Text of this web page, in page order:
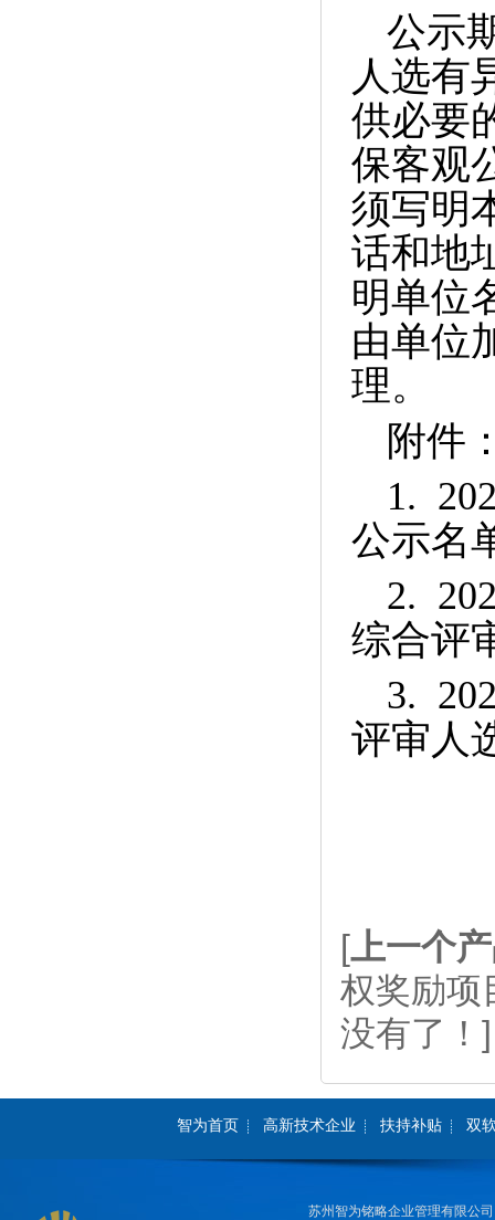
公示
人选有
供必要
保客观
须写明
话和地
明单位
由单位
理。
附件
1.
公示名
2.
综合评
3.
评审人
[上一个
权奖励项
没有了！]
智为首页 高新技术企业 扶持补贴 双
苏州智为铭略企业管理有限公司